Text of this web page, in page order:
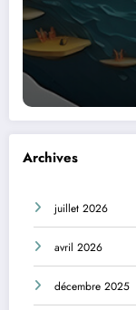
Archives
juillet 2026
avril 2026
décembre 2025